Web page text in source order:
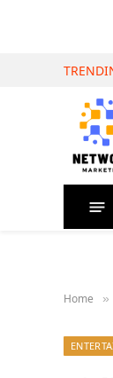
Home »